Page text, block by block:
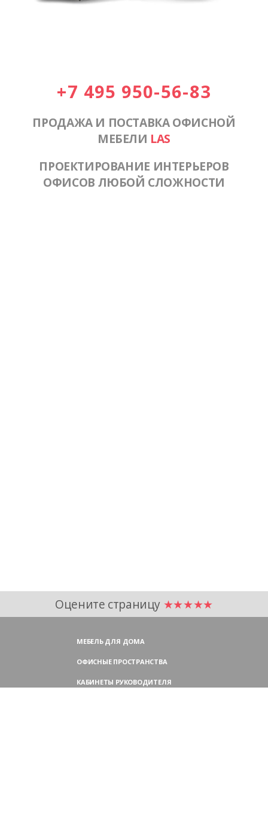
+7 495 950-56-83
ПРОДАЖА И ПОСТАВКА ОФИСНОЙ
МЕБЕЛИ LAS
ПРОЕКТИРОВАНИЕ ИНТЕРЬЕРОВ
ОФИСОВ ЛЮБОЙ СЛОЖНОСТИ
Оцените страницу ★★★★★
МЕБЕЛЬ ДЛЯ ДОМА
ОФИСНЫЕ ПРОСТРАНСТВА
КАБИНЕТЫ РУКОВОДИТЕЛЯ